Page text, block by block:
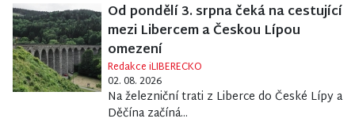
Od pondělí 3. srpna čeká na cestující
mezi Libercem a Českou Lípou
omezení
Redakce iLIBERECKO
02. 08. 2026
Na železniční trati z Liberce do České Lípy a
Děčína začíná...